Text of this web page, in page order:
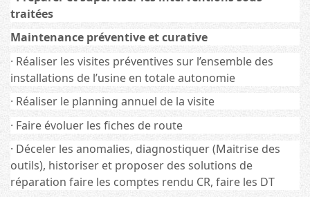
traitées
Maintenance préventive et curative
· Réaliser les visites préventives sur l’ensemble des
installations de l’usine en totale autonomie
· Réaliser le planning annuel de la visite
· Faire évoluer les fiches de route
· Déceler les anomalies, diagnostiquer (Maitrise des
outils), historiser et proposer des solutions de
réparation faire les comptes rendu CR, faire les DT